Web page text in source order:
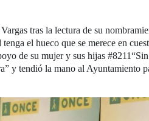
tras la lectura de su
el hueco que se merece en
de su mujer y sus hijas
y tendió la mano al Ayuntamiento